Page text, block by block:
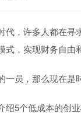
代，许多人都在寻
式，实现财务自由
一员，那么现在是
绍5个低成本的创